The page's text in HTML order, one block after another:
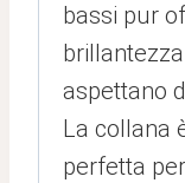
bassi pur
aspettano
La collana
perfetta